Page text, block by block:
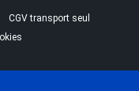
|CGV transport seul